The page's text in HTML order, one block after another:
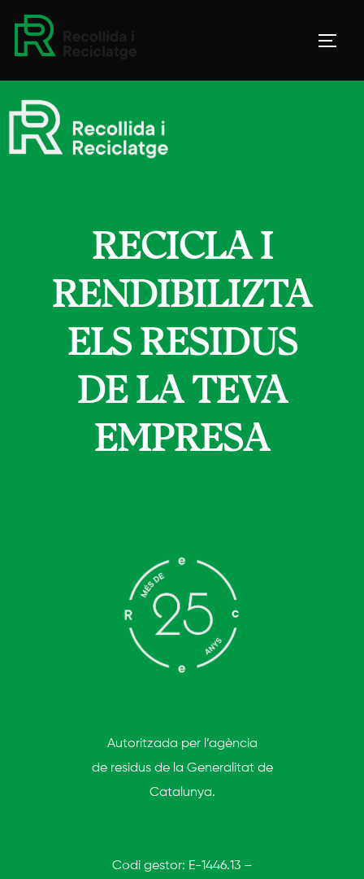
RECICLA I
RENDIBILIZTA
ELS RESIDUS
DE LA TEVA
EMPRESA
Autoritzada per l’agència
de residus de la Generalitat de
Catalunya.
Codi gestor: E-1446.13 –